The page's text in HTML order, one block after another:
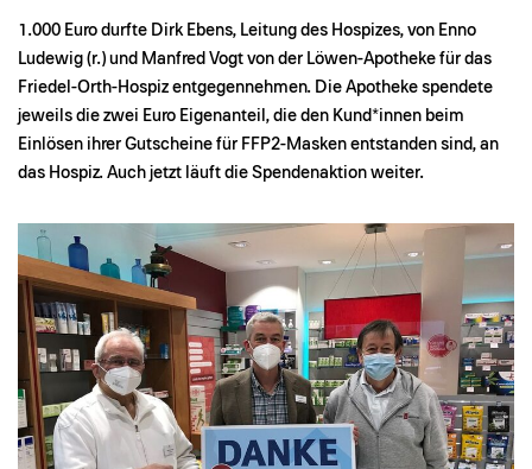
1.000 Euro durfte Dirk Ebens, Leitung des Hospizes, von Enno
Ludewig (r.) und Manfred Vogt von der Löwen-Apotheke für das
Friedel-Orth-Hospiz entgegennehmen. Die Apotheke spendete
jeweils die zwei Euro Eigenanteil, die den Kund*innen beim
Einlösen ihrer Gutscheine für FFP2-Masken entstanden sind, an
das Hospiz. Auch jetzt läuft die Spendenaktion weiter.